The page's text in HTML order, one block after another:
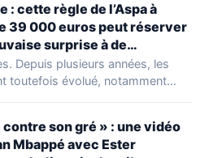
: cette règle de l’Aspa à
39 000 euros peut réserver
surprise à de
familles
Depuis plusieurs années, les
toutefois évolué, notamment
contre son gré » : une vidéo
Mbappé avec Ester